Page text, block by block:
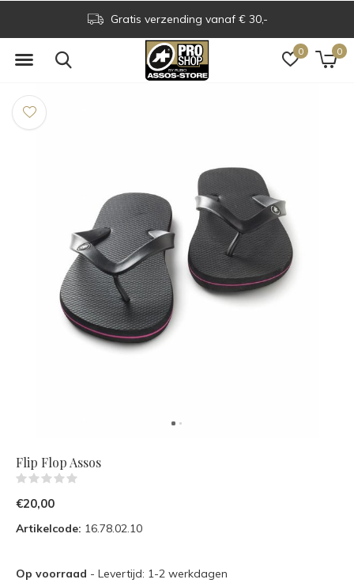
0 0
Gratis verzending vanaf € 30,-
Flip Flop Assos
€20,00
Artikelcode: 16.78.02.10
Op voorraad - Levertijd: 1-2 werkdagen